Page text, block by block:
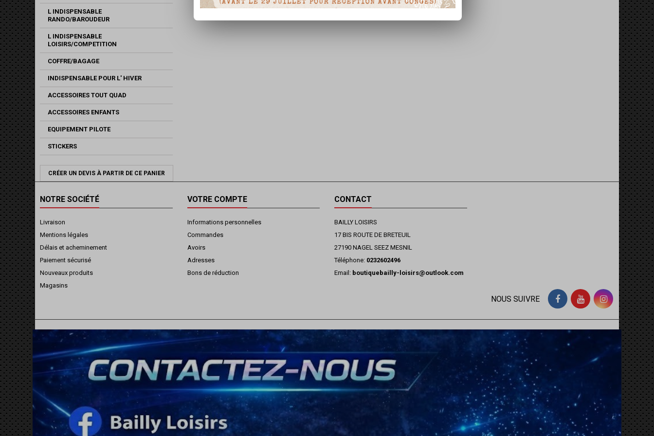
L INDISPENSABLE
RANDO/BAROUDEUR
L INDISPENSABLE
LOISIRS/COMPETITION
COFFRE/BAGAGE
INDISPENSABLE POUR L' HIVER
ACCESSOIRES TOUT QUAD
ACCESSOIRES ENFANTS
EQUIPEMENT PILOTE
STICKERS
CRÉER UN DEVIS À PARTIR DE CE PANIER
NOTRE SOCIÉTÉ
Livraison
Mentions légales
Délais et acheminement
Paiement sécurisé
Nouveaux produits
Magasins
VOTRE COMPTE
Informations personnelles
Commandes
Avoirs
Adresses
Bons de réduction
CONTACT
BAILLY LOISIRS
17 BIS ROUTE DE BRETEUIL
27190 NAGEL SEEZ MESNIL
Téléphone: 0232602496
Email: boutiquebailly-loisirs@outlook.com
NOUS SUIVRE